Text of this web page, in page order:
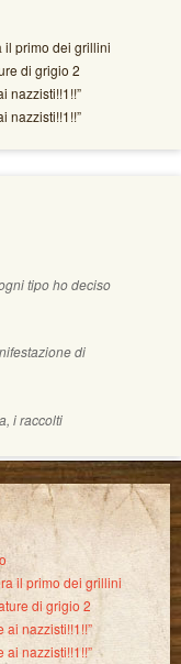
il primo dei grillini
di grigio 2
nazzisti!!1!!”
nazzisti!!1!!”
tipo ho deciso
di
i raccolti
il primo dei grillini
di grigio 2
ai nazzisti!!1!!”
ai nazzisti!!1!!”